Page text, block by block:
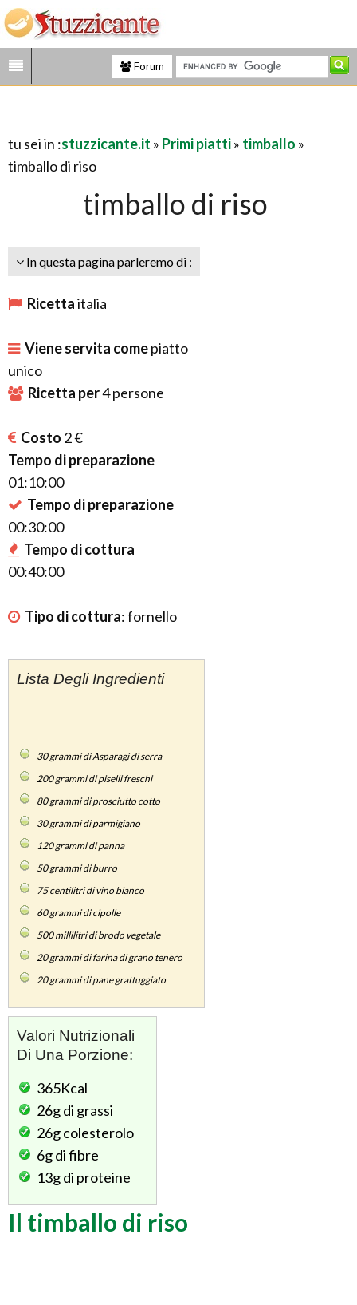
Forum
tu sei in :stuzzicante.it » Primi piatti» timballo »
timballo di riso
timballo di riso
In questa pagina parleremo di :
Ricettaitalia
Viene servita comepiatto
unico
Ricetta per4persone
Costo 2 €
Tempo di preparazione
01:10:00
Tempo di preparazione
00:30:00
Tempo di cottura
00:40:00
Tipo di cottura:fornello
Lista Degli Ingredienti
30grammi di Asparagi di serra
200grammi di piselli freschi
80grammi di prosciutto cotto
30grammi di parmigiano
120grammi di panna
50grammi di burro
75centilitri di vino bianco
60grammi di cipolle
500millilitri di brodo vegetale
20grammi di farina di grano tenero
20grammi di pane grattuggiato
Valori Nutrizionali
Di Una Porzione:
365Kcal
26gdi grassi
26gcolesterolo
6gdi fibre
13gdi proteine
Il timballo di riso